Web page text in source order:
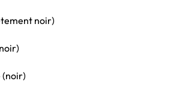
noir)
(noir)